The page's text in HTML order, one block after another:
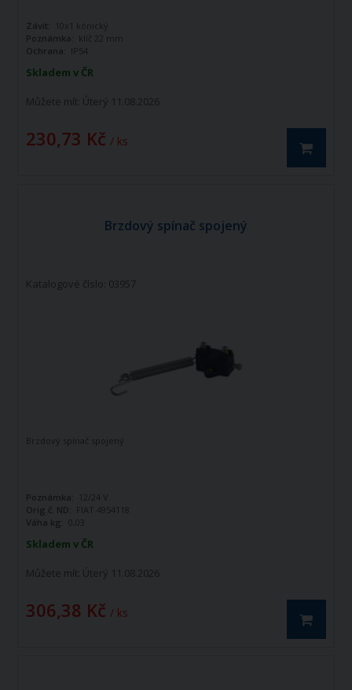
Skladem v ČR
Můžete mít: Úterý 11.08.2026
230,73 Kč / ks
Závit:
10x1 kónický
Poznámka: klíč 22 mm
Ochrana: IP54
Brzdový spínač spojený
Katalogové číslo: 03957
Skladem v ČR
Můžete mít: Úterý 11.08.2026
306,38 Kč / ks
Brzdový spínač spojený
Poznámka:
12/24 V
Orig.č. ND: FIAT 4954118
Váha kg: